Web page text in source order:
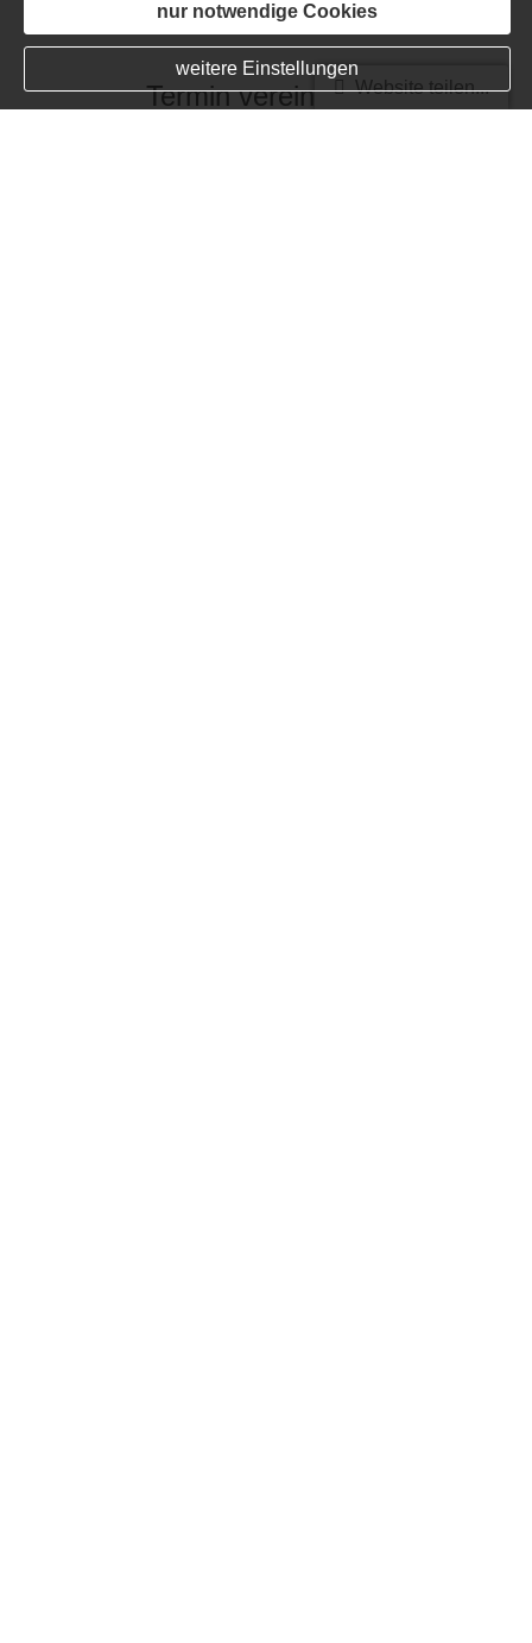
Termin ver­ein­baren
nur notwendige Cookies
weitere Einstellungen
Website teilen...